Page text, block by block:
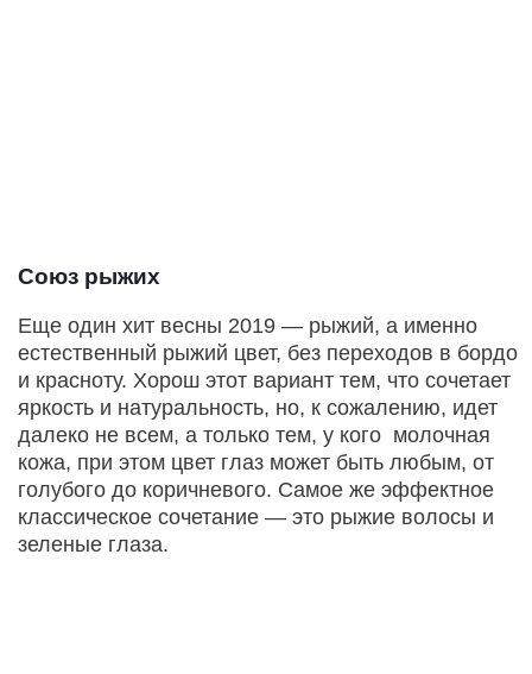
Союз рыжих
Еще один хит весны 2019 — рыжий, а именно
естественный рыжий цвет, без переходов в бордо
и красноту. Хорош этот вариант тем, что сочетает
яркость и натуральность, но, к сожалению, идет
далеко не всем, а только тем, у кого молочная
кожа, при этом цвет глаз может быть любым, от
голубого до коричневого. Самое же эффектное
классическое сочетание — это рыжие волосы и
зеленые глаза.